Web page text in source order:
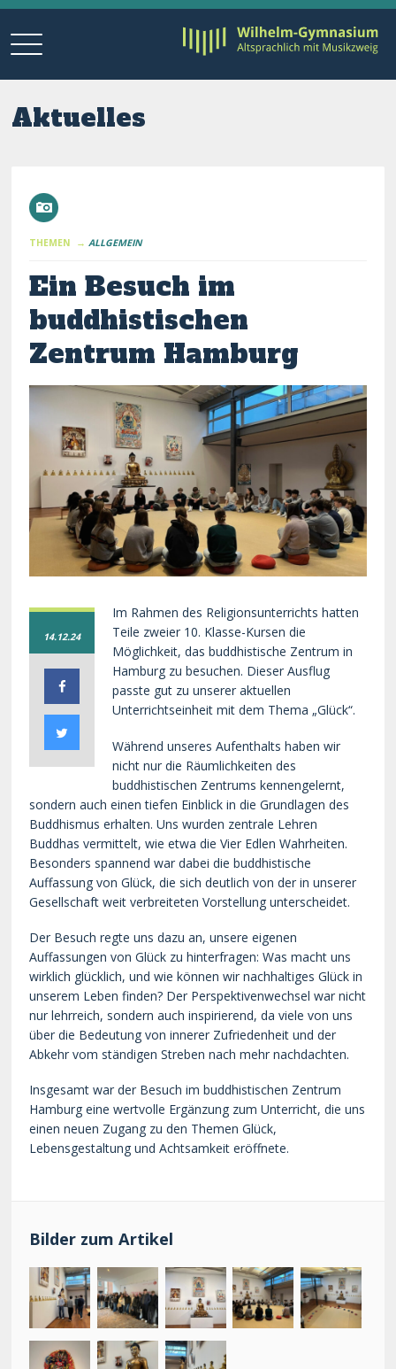
Aktuelles
THEMEN → ALLGEMEIN
Ein Besuch im
buddhistischen
Zentrum Hamburg
14.12.24
Im Rahmen des Religionsunterrichts hatten
Teile zweier 10. Klasse-Kursen die
Möglichkeit, das buddhistische Zentrum in
Hamburg zu besuchen. Dieser Ausflug
passte gut zu unserer aktuellen
Unterrichtseinheit mit dem Thema „Glück“.
Während unseres Aufenthalts haben wir
nicht nur die Räumlichkeiten des
buddhistischen Zentrums kennengelernt,
sondern auch einen tiefen Einblick in die Grundlagen des
Buddhismus erhalten. Uns wurden zentrale Lehren
Buddhas vermittelt, wie etwa die Vier Edlen Wahrheiten.
Besonders spannend war dabei die buddhistische
Auffassung von Glück, die sich deutlich von der in unserer
Gesellschaft weit verbreiteten Vorstellung unterscheidet.
Der Besuch regte uns dazu an, unsere eigenen
Auffassungen von Glück zu hinterfragen: Was macht uns
wirklich glücklich, und wie können wir nachhaltiges Glück in
unserem Leben finden? Der Perspektivenwechsel war nicht
nur lehrreich, sondern auch inspirierend, da viele von uns
über die Bedeutung von innerer Zufriedenheit und der
Abkehr vom ständigen Streben nach mehr nachdachten.
Insgesamt war der Besuch im buddhistischen Zentrum
Hamburg eine wertvolle Ergänzung zum Unterricht, die uns
einen neuen Zugang zu den Themen Glück,
Lebensgestaltung und Achtsamkeit eröffnete.
Bilder zum Artikel